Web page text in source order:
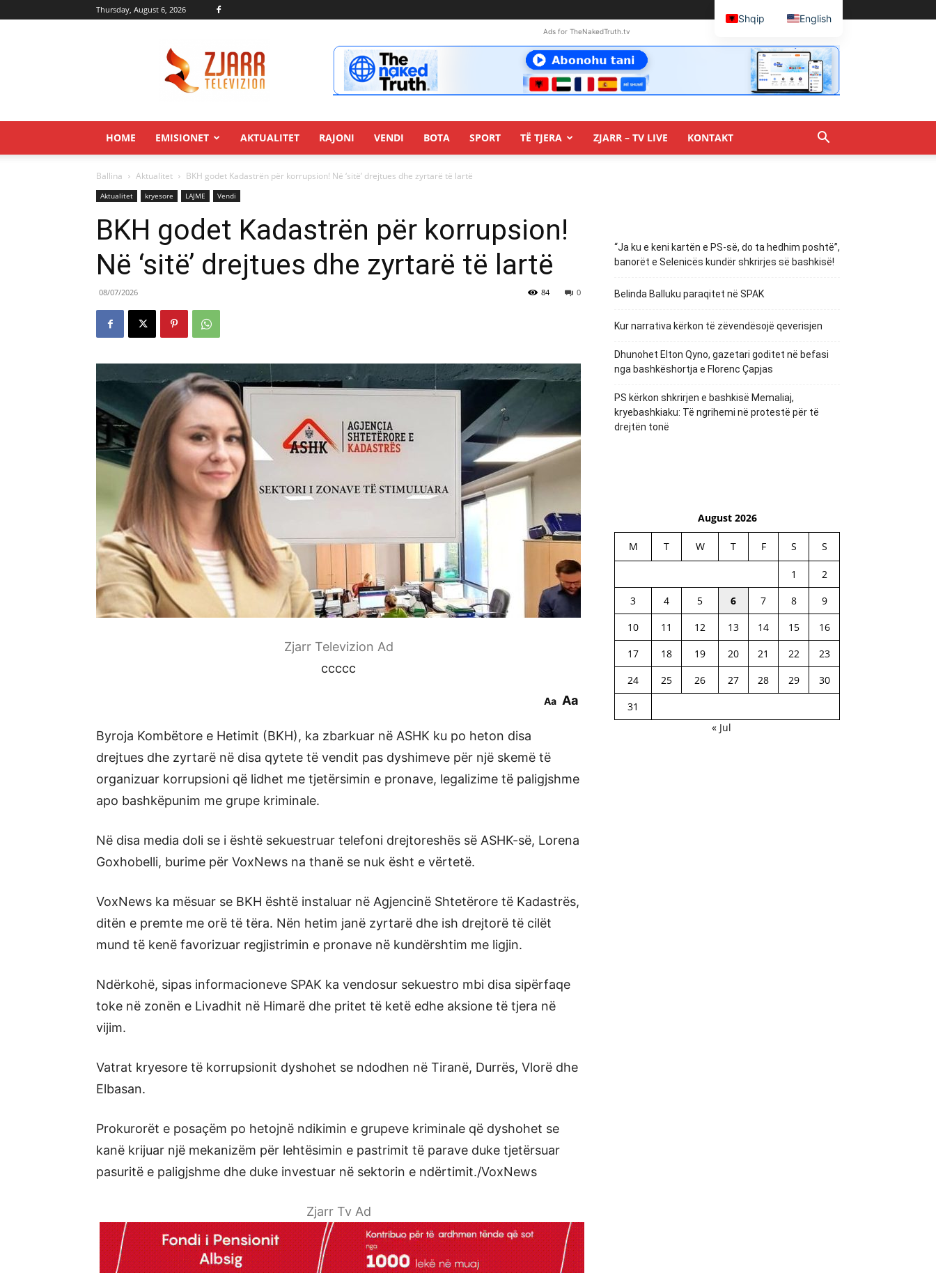
Thursday, August 6, 2026
Ads for TheNakedTruth.tv
HOME EMISIONET AKTUALITET RAJONI VENDI BOTA SPORT TË TJERA ZJARR – TV LIVE KONTAKT
Ballina Aktualitet BKH godet Kadastrën për korrupsion! Në ‘sitë’ drejtues dhe zyrtarë të lartë
Aktualitet kryesore LAJME Vendi
BKH godet Kadastrën për korrupsion!
Në ‘sitë’ drejtues dhe zyrtarë të lartë
08/07/2026 0
84
Zjarr Televizion Ad
ccccc
Aa Aa
Byroja Kombëtore e Hetimit (BKH), ka zbarkuar në ASHK ku po heton disa
drejtues dhe zyrtarë në disa qytete të vendit pas dyshimeve për një skemë të
organizuar korrupsioni që lidhet me tjetërsimin e pronave, legalizime të paligjshme
apo bashkëpunim me grupe kriminale.
Në disa media doli se i është sekuestruar telefoni drejtoreshës së ASHK-së, Lorena
Goxhobelli, burime për VoxNews na thanë se nuk ësht e vërtetë.
VoxNews ka mësuar se BKH është instaluar në Agjencinë Shtetërore të Kadastrës,
ditën e premte me orë të tëra. Nën hetim janë zyrtarë dhe ish drejtorë të cilët
mund të kenë favorizuar regjistrimin e pronave në kundërshtim me ligjin.
Ndërkohë, sipas informacioneve SPAK ka vendosur sekuestro mbi disa sipërfaqe
toke në zonën e Livadhit në Himarë dhe pritet të ketë edhe aksione të tjera në
vijim.
Vatrat kryesore të korrupsionit dyshohet se ndodhen në Tiranë, Durrës, Vlorë dhe
Elbasan.
Prokurorët e posaçëm po hetojnë ndikimin e grupeve kriminale që dyshohet se
kanë krijuar një mekanizëm për lehtësimin e pastrimit të parave duke tjetërsuar
pasuritë e paligjshme dhe duke investuar në sektorin e ndërtimit./VoxNews
Zjarr Tv Ad
“Ja ku e keni kartën e PS-së, do ta hedhim poshtë”,
banorët e Selenicës kundër shkrirjes së bashkisë!
Belinda Balluku paraqitet në SPAK
Kur narrativa kërkon të zëvendësojë qeverisjen
Dhunohet Elton Qyno, gazetari goditet në befasi
nga bashkëshortja e Florenc Çapjas
PS kërkon shkrirjen e bashkisë Memaliaj,
kryebashkiaku: Të ngrihemi në protestë për të
drejtën tonë
August 2026
M T W T F S S
1
2
3
4 5 6 7 8
9
10
11 12 13 14 15
16
17
18 19 20 21 22
23
24
25 26 27 28 29
30
31
« Jul
Shqip English